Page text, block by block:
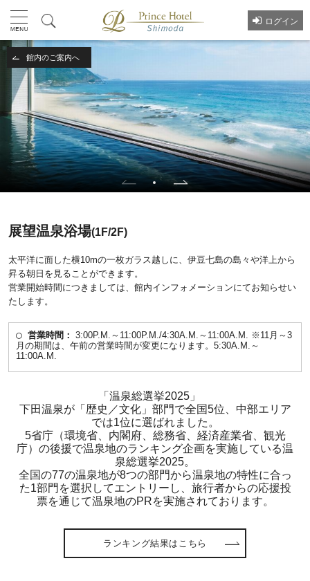
ログイン
館内のご案内へ
展望温泉浴場(1F/2F)
太平洋に面した横10mの一枚ガラス越しに、伊豆七島の島々や洋上から
昇る朝日を見ることができます。
営業開始時間につきましては、館内インフォメーションにてお知らせい
たします。
営業時間： 3:00P.M.～11:00P.M./4:30A.M.～11:00A.M. ※11月～3
月の期間は、午前の営業時間が変更になります。5:30A.M.～
11:00A.M.
「温泉総選挙2025」
下田温泉が「歴史／文化」部門で全国5位、中部エリア
では1位に選ばれました。
5省庁（環境省、内閣府、総務省、経済産業省、観光
庁）の後援で温泉地のランキング企画を実施している温
泉総選挙2025。
全国の77の温泉地が8つの部門から温泉地の特性に合っ
た1部門を選択してエントリーし、旅行者からの応援投
票を通じて温泉地のPRを実施されております。
ランキング結果はこちら